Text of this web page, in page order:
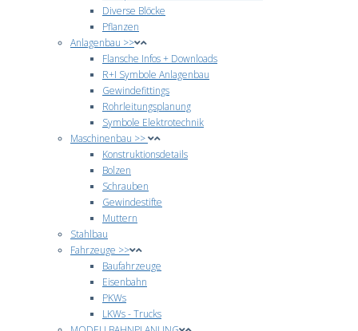
Diverse Blöcke
Pflanzen
Anlagenbau >>
Flansche Infos + Downloads
R+I Symbole Anlagenbau
Gewindefittings
Rohrleitungsplanung
Symbole Elektrotechnik
Maschinenbau >>
Konstruktionsdetails
Bolzen
Schrauben
Gewindestifte
Muttern
Stahlbau
Fahrzeuge >>
Baufahrzeuge
Eisenbahn
PKWs
LKWs - Trucks